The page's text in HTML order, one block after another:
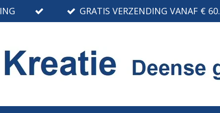
GRATIS VERZENDING VANAF €